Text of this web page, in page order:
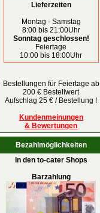
Lieferzeiten
Montag - Samstag
8:00 bis 21:00Uhr
Sonntag geschlossen!
Feiertage
10:00 bis 18:00Uhr
Bestellungen für Feiertage ab
200 € Bestellwert
Aufschlag 25 € / Bestellung !
Kundenmeinungen
& Bewertungen
Bezahlmöglichkeiten
in den to-cater Shops
Barzahlung